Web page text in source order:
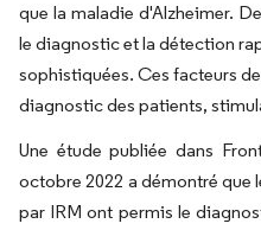
que la maladie d'Alzheimer.
le diagnostic et la détection
sophistiquées. Ces facteurs
diagnostic des patients,
Une étude publiée dans
octobre 2022 a démontré que
par IRM ont permis le